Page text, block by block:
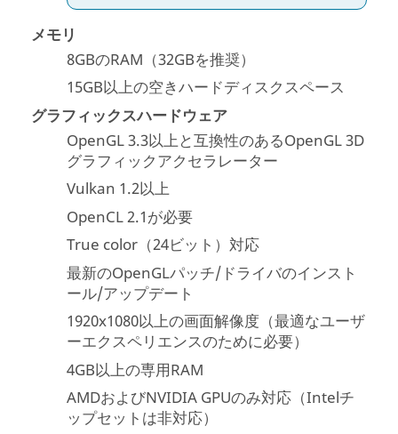
メモリ
8GBのRAM（32GBを推奨）
15GB以上の空きハードディスクスペース
グラフィックスハードウェア
OpenGL 3.3以上と互換性のあるOpenGL 3D
グラフィックアクセラレーター
Vulkan 1.2以上
OpenCL 2.1が必要
True color（24ビット）対応
最新のOpenGLパッチ/ドライバのインスト
ール/アップデート
1920x1080以上の画面解像度（最適なユーザ
ーエクスペリエンスのために必要）
4GB以上の専用RAM
AMDおよびNVIDIA GPUのみ対応（Intelチ
ップセットは非対応）